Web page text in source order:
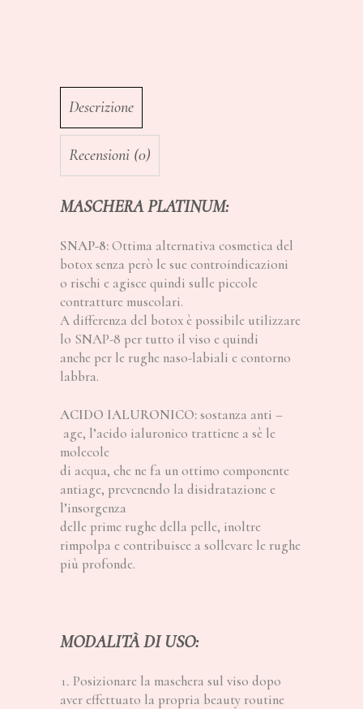
Descrizione
Recensioni (0)
MASCHERA PLATINUM:
SNAP-8:Ottima alternativa cosmetica del
botox senza però le sue controindicazioni
o rischi e agisce quindi sulle piccole
contratture muscolari.
A differenza del botox è possibile utilizzare
lo SNAP-8 per tutto il viso e quindi
anche per le rughe naso-labiali e contorno
labbra.
ACIDO IALURONICO:sostanza anti –
age, l’acido ialuronico trattiene a sè le
molecole
di acqua, che ne fa un ottimo componente
antiage, prevenendo la disidratazione e
l’insorgenza
delle prime rughe della pelle, inoltre
rimpolpa e contribuisce a sollevare le rughe
più profonde.
MODALITÀ DI USO:
Posizionare la maschera sul viso dopo
aver effettuato la propria beauty routine